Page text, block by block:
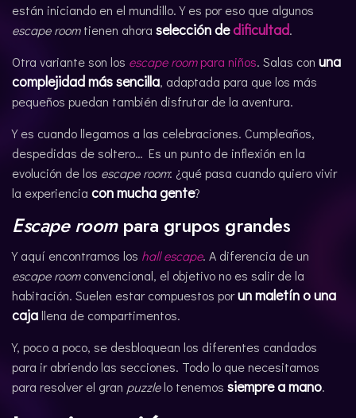
están iniciando en el mundillo. Y es por eso que algunos
escape roomtienen ahora selección dedificultad.
Otra variante son los escape roompara niños. Salas con una
complejidad más sencilla, adaptada para que los más
pequeños puedan también disfrutar de la aventura.
Y es cuando llegamos a las celebraciones. Cumpleaños,
despedidas de soltero… Es un punto de inflexión en la
evolución de los escape room: ¿qué pasa cuando quiero vivir
la experiencia con mucha gente?
Escape roompara grupos grandes
Y aquí encontramos los hall escape. A diferencia de un
escape roomconvencional, el objetivo no es salir de la
habitación. Suelen estar compuestos porun maletín o una
cajallena de compartimentos.
Y, poco a poco, se desbloquean los diferentes candados
para ir abriendo las secciones. Todo lo que necesitamos
para resolver el gran puzzlelo tenemos siempre a mano.